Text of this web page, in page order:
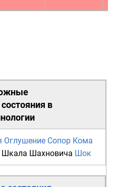
в
Оглушение Сопор Кома
Шкала Шахновича Шок